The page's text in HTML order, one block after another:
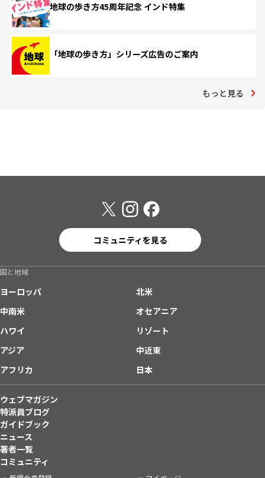
地球の歩き方45周年記念 インド特集
「地球の歩き方」シリーズ広告のご案内
もっと見る
コミュニティを見る
国と地域
ヨーロッパ
北米
中南米
オセアニア
ハワイ
リゾート
アジア
中近東
アフリカ
日本
ウェブマガジン
特派員ブログ
ガイドブック
ニュース
著者一覧
コミュニティ